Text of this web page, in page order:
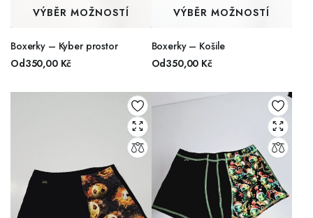
VÝBĚR MOŽNOSTÍ
Boxerky – Kyber prostor
Od350,00 Kč
VÝBĚR MOŽNOSTÍ
Boxerky – Košile
Od350,00 Kč